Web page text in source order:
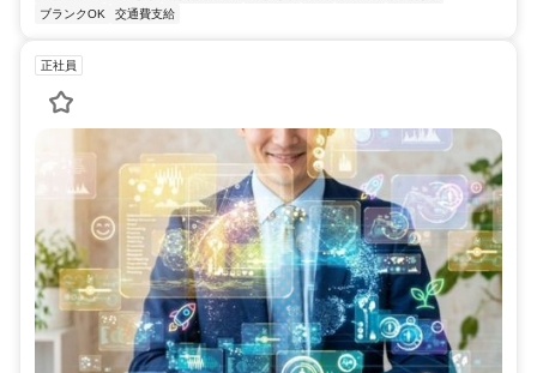
ブランクOK
交通費支給
正社員